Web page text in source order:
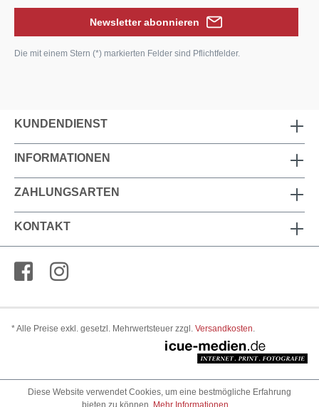
Newsletter abonnieren
Die mit einem Stern (*) markierten Felder sind Pflichtfelder.
KUNDENDIENST
INFORMATIONEN
ZAHLUNGSARTEN
KONTAKT
* Alle Preise exkl. gesetzl. Mehrwertsteuer zzgl. Versandkosten.
Diese Website verwendet Cookies, um eine bestmögliche Erfahrung
bieten zu können.
Mehr Informationen ...